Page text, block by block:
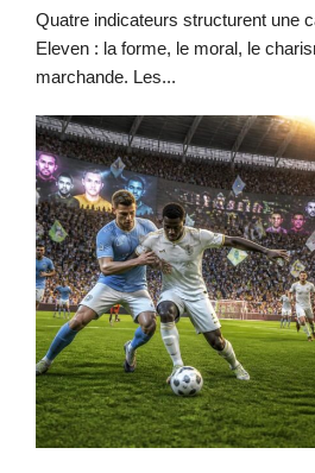
Quatre indicateurs structurent une
Eleven : la forme, le moral, le
marchande. Les...